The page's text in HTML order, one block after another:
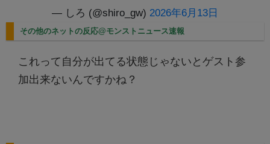
— しろ (@shiro_gw) 2026年6月13日
その他のネットの反応@モンストニュース速報
これって自分が出てる状態じゃないとゲスト参
加出来ないんですかね？